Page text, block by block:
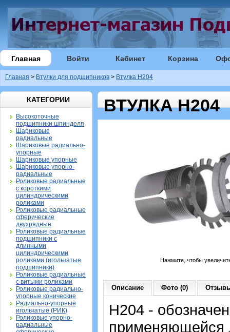
Главная Войти Кабинет Корзина
Главная > Втулки для подшипников > Втулка H204
КАТЕГОРИИ
Высокоточные
подшипники шпинделя
Шариковые
радиальные
Шариковые радиально-
упорные
Шариковые упорные
Шариковые упорно-
радиальные
Роликовые радиальные
с короткими
цилиндрическими
роликами
Роликовые радиальные
сферические
двухрядные
Роликовые радиальные
подшипники с
длинными
цилиндрическими
роликами (игольчатые
подшипники)
Роликовые радиальные
с витыми роликами
Роликовые радиально-
упорные конические
Радиально-упорные
игольчатые (РИК)
Роликовые упорно-
радиальные
ВТУЛКА H204
Нажмите, чтобы
Описание Фото (0)
H204 -
применяющейся